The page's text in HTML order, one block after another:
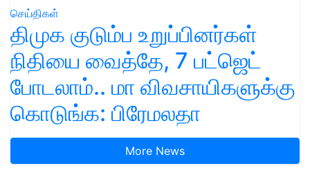
செய்திகள்
திமுக குடும்ப உறுப்பினர்கள்
நிதியை வைத்தே, 7 பட்ஜெட்
போடலாம்.. மா விவசாயிகளுக்கு
கொடுங்க: பிரேமலதா
More News